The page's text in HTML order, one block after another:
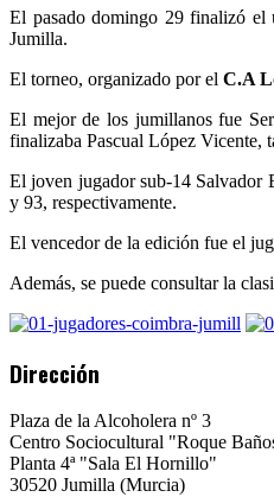
El pasado domingo 29 finalizó el
Jumilla.
El torneo, organizado por el C.A
El mejor de los jumillanos fue
finalizaba Pascual López Vicente,
El joven jugador sub-14 Salvador
y 93, respectivamente.
El vencedor de la edición fue el
Además, se puede consultar la
Dirección
Plaza de la Alcoholera nº 3
Centro Sociocultural "Roque
Planta 4ª "Sala El Hornillo"
30520 Jumilla (Murcia)